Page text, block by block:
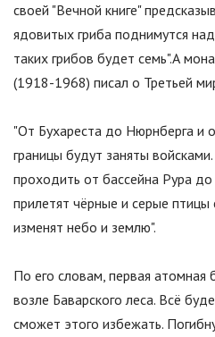
своей "Вечной книге"
ядовитых гриба поднимутся
таких грибов будет семь".А
(1918-1968) писал о Третьей
"От Бухареста до Нюрнберга и
границы будут заняты
проходить от бассейна Рура
прилетят чёрные и серые
изменят небо и землю".
По его словам, первая атомная
возле Баварского леса. Всё
сможет этого избежать.